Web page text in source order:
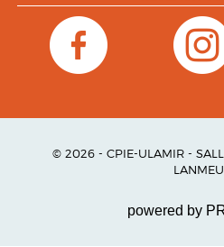
© 2026 - CPIE-ULAMIR -
powered by